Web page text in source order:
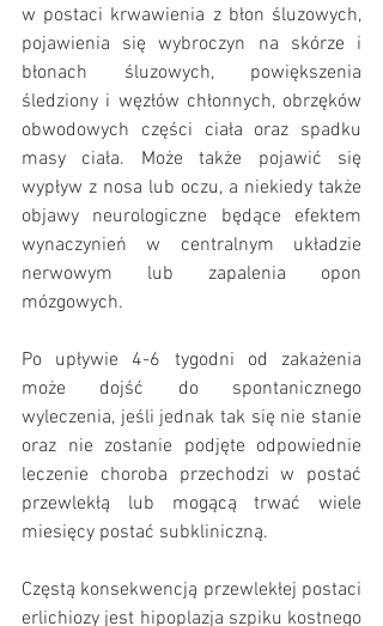
w postaci krwawienia z błon śluzowych,
pojawienia się wybroczyn na skórze i
błonach śluzowych, powiększenia
śledziony i węzłów chłonnych, obrzęków
obwodowych części ciała oraz spadku
masy ciała. Może także pojawić się
wypływ z nosa lub oczu, a niekiedy także
objawy neurologiczne będące efektem
wynaczynień w centralnym układzie
nerwowym lub zapalenia opon
mózgowych.
Po upływie 4-6 tygodni od zakażenia
może dojść do spontanicznego
wyleczenia, jeśli jednak tak się nie stanie
oraz nie zostanie podjęte odpowiednie
leczenie choroba przechodzi w postać
przewlekłą lub mogącą trwać wiele
miesięcy postać subkliniczną.
Częstą konsekwencją przewlekłej postaci
erlichiozy jest hipoplazja szpiku kostnego